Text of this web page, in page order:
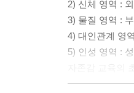
2) 신체 영역 :
3) 물질 영역 :
4) 대인관계 영
5) 인성 영역 :